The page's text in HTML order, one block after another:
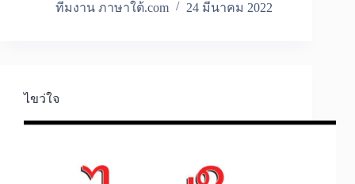
ทีมงาน ภาษาใต้.com
24 มีนาคม 2022
ไขว่ใจ